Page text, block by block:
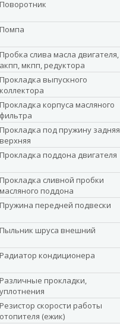
Поворотник
Помпа
Пробка слива масла двигателя,
акпп, мкпп, редуктора
Прокладка выпускного
коллектора
Прокладка корпуса масляного
фильтра
Прокладка под пружину задняя
верхняя
Прокладка поддона двигателя
Прокладка сливной пробки
масляного поддона
Пружина передней подвески
Пыльник шруса внешний
Радиатор кондиционера
Различные прокладки,
уплотнения
Резистор скорости работы
отопителя (ежик)